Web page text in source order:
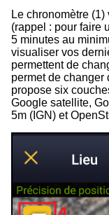
Le chronomètre (1)
(rappel : pour faire
5 minutes au
visualiser vos
permettent de
permet de changer
propose six
Google satellite,
5m (IGN) et